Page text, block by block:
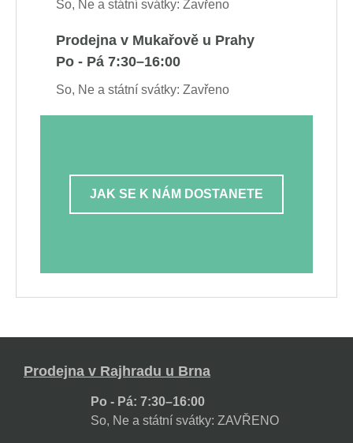
So, Ne a státní svátky: Zavřeno
Prodejna v Mukařově u Prahy
Po - Pá 7:30–16:00
So, Ne a státní svátky: Zavřeno
JAK SE K NÁM DOSTANETE
Prodejna v Rajhradu u Brna
Po - Pá: 7:30–16:00
So, Ne a státní svátky: ZAVŘENO